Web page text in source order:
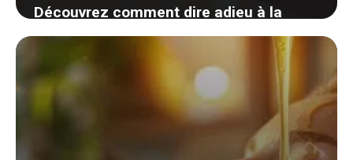
Découvrez comment dire adieu à la
peau sèche avec des remèdes maison
simples et naturels
30 août 2024